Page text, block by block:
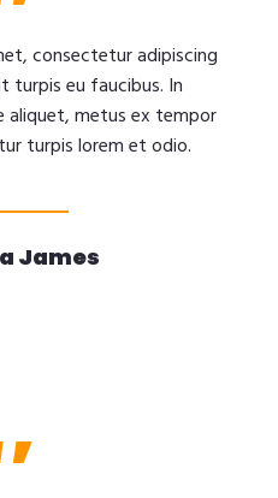
consectetur adipiscing
turpis eu faucibus. In
aliquet, metus ex tempor
turpis lorem et odio.
James